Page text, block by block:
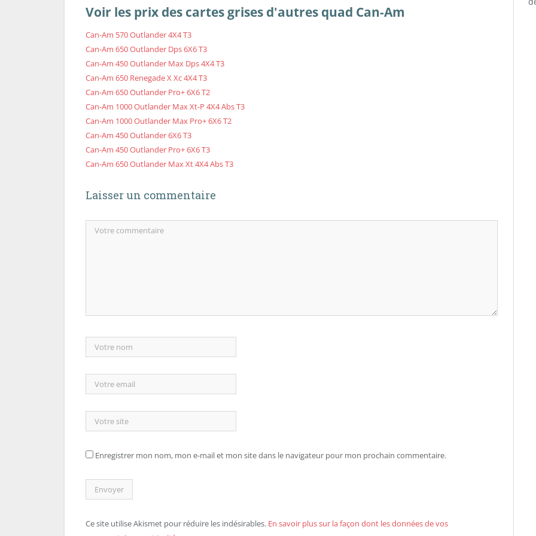
Voir les prix des cartes grises d'autres quad Can-Am
Can-Am 570 Outlander 4X4 T3
Can-Am 650 Outlander Dps 6X6 T3
Can-Am 450 Outlander Max Dps 4X4 T3
Can-Am 650 Renegade X Xc 4X4 T3
Can-Am 650 Outlander Pro+ 6X6 T2
Can-Am 1000 Outlander Max Xt-P 4X4 Abs T3
Can-Am 1000 Outlander Max Pro+ 6X6 T2
Can-Am 450 Outlander 6X6 T3
Can-Am 450 Outlander Pro+ 6X6 T3
Can-Am 650 Outlander Max Xt 4X4 Abs T3
Laisser un commentaire
Enregistrer mon nom, mon e-mail et mon site dans le navigateur pour mon prochain commentaire.
Ce site utilise Akismet pour réduire les indésirables. En savoir plus sur la façon dont les données de vos